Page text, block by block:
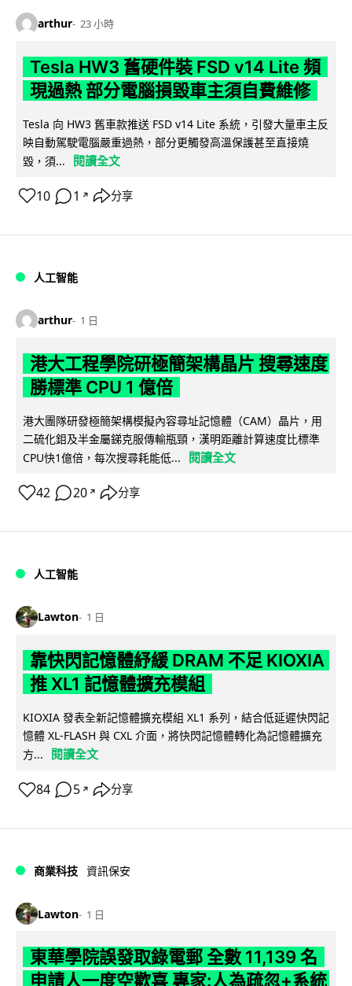
arthur 23 小時
Tesla HW3 舊硬件裝 FSD v14 Lite 頻
現過熱 部分電腦損毀車主須自費維修
Tesla 向 HW3 舊車款推送 FSD v14 Lite 系統，引發大量車主反
映自動駕駛電腦嚴重過熱，部分更觸發高溫保護甚至直接燒
毀，須...
閱讀全文
10 1 ↗ 分享
人工智能
arthur 1 日
港大工程學院研極簡架構晶片 搜尋速度
勝標準 CPU 1 億倍
港大團隊研發極簡架構模擬內容尋址記憶體（CAM）晶片，用
二硫化鉬及半金屬銻克服傳輸瓶頸，漢明距離計算速度比標準
CPU快1億倍，每次搜尋耗能低...
閱讀全文
42 20 ↗ 分享
人工智能
Lawton 1 日
靠快閃記憶體紓緩 DRAM 不足 KIOXIA
推 XL1 記憶體擴充模組
KIOXIA 發表全新記憶體擴充模組 XL1 系列，結合低延遲快閃記
憶體 XL-FLASH 與 CXL 介面，將快閃記憶體轉化為記憶體擴充
方...
閱讀全文
84 5 ↗ 分享
商業科技 資訊保安
Lawton 1 日
東華學院誤發取錄電郵 全數 11,139 名
申請人一度空歡喜 專家:人為疏忽+系統